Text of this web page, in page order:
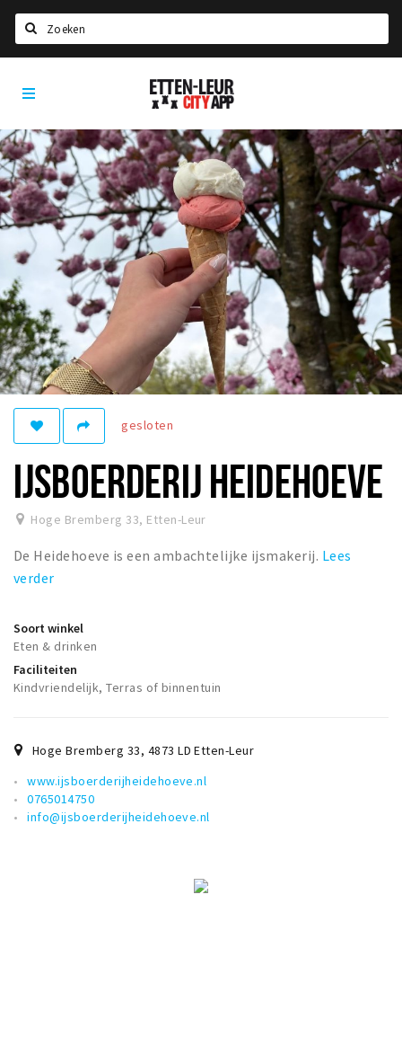
Home
Agenda
Deals
Party pics
Nieuws, interviews & blogs
Eten
Drinken
Slapen
Recreatief
Winkels
Winkelgebieden
Bezienswaardigheden
Musea, theaters & podia
Uitjes & activiteiten
Toeristische routes
Baroniepoorten
Sport
Inloggen
Etten-
Leur
App
gesloten
IJSBOERDERIJ HEIDEHOEVE
Hoge Bremberg 33, Etten-Leur
De Heidehoeve is een ambachtelijke ijsmakerij. Lees
verder
Soort winkel
Eten & drinken
Faciliteiten
Kindvriendelijk, Terras of binnentuin
Hoge Bremberg 33, 4873 LD Etten-Leur
www.ijsboerderijheidehoeve.nl
0765014750
info@ijsboerderijheidehoeve.nl